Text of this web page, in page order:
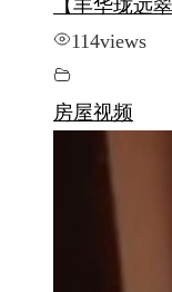
【丰华珑远
114views
房屋视频